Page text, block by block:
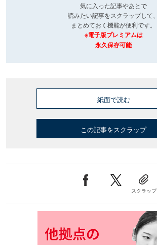
気に入った記事やあとで
読みたい記事をスクラップして、
まとめておく機能が便利です。
※電子版プレミアムは
永久保存可能
紙面で読む
この記事をスクラップ
スクラップ